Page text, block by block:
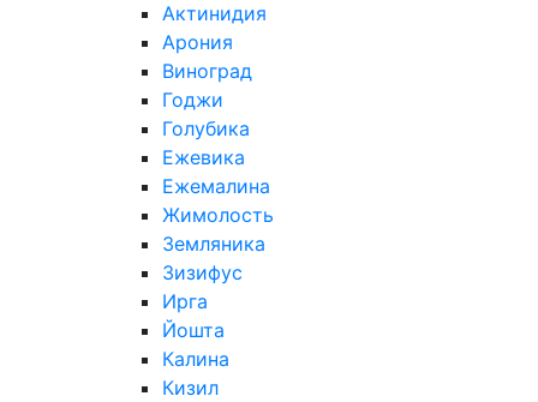
Актинидия
Арония
Виноград
Годжи
Голубика
Ежевика
Ежемалина
Жимолость
Земляника
Зизифус
Ирга
Йошта
Калина
Кизил